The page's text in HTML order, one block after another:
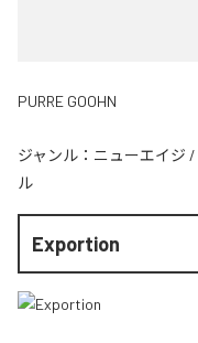
PURRE GOOHN
ジャンル： ニューエイジ /
ル
Exportion